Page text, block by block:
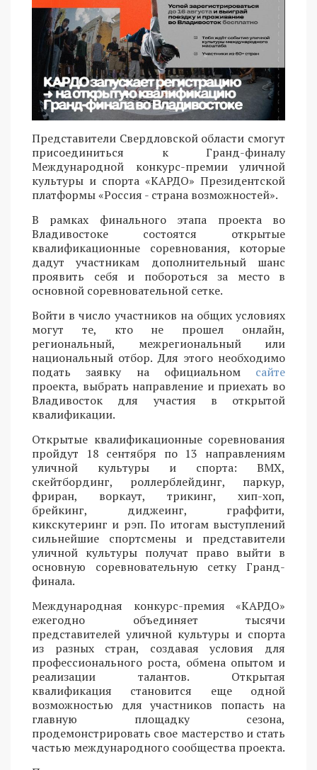
Представители Свердловской области смогут
присоединиться к Гранд-финалу
Международной конкурс-премии уличной
культуры и спорта «КАРДО» Президентской
платформы «Россия - страна возможностей».
В рамках финального этапа проекта во
Владивостоке состоятся открытые
квалификационные соревнования, которые
дадут участникам дополнительный шанс
проявить себя и побороться за место в
основной соревновательной сетке.
Войти в число участников на общих условиях
могут те, кто не прошел онлайн,
региональный, межрегиональный или
национальный отбор. Для этого необходимо
подать заявку на официальном сайте
проекта, выбрать направление и приехать во
Владивосток для участия в открытой
квалификации.
Открытые квалификационные соревнования
пройдут 18 сентября по 13 направлениям
уличной культуры и спорта: BMX,
скейтбординг, роллерблейдинг, паркур,
фриран, воркаут, трикинг, хип-хоп,
брейкинг, диджеинг, граффити,
кикскутеринг и рэп. По итогам выступлений
сильнейшие спортсмены и представители
уличной культуры получат право выйти в
основную соревновательную сетку Гранд-
финала.
Международная конкурс-премия «КАРДО»
ежегодно объединяет тысячи
представителей уличной культуры и спорта
из разных стран, создавая условия для
профессионального роста, обмена опытом и
реализации талантов. Открытая
квалификация становится еще одной
возможностью для участников попасть на
главную площадку сезона,
продемонстрировать свое мастерство и стать
частью международного сообщества проекта.